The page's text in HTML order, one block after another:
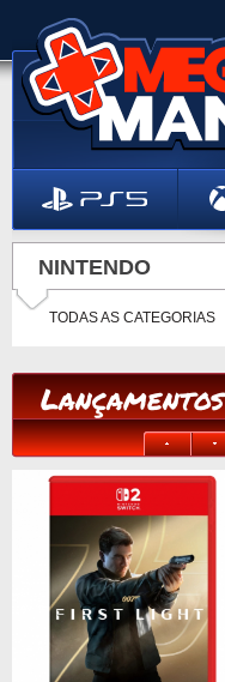
NINTENDO
TODAS AS CATEGORIAS
Lançamentos